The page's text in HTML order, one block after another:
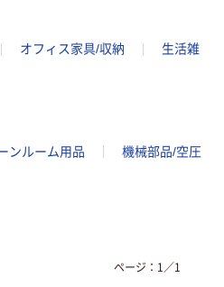
オフィス家具/収納
生活雑
ンルーム用品
機械部品/空圧
ページ： 1 ／1